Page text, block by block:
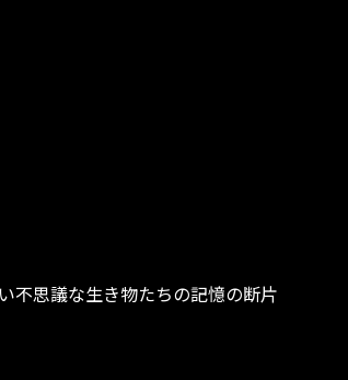
不思議な生き物たちの記憶の断片